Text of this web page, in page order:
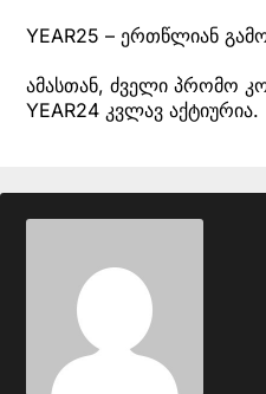
YEAR25 – ერთწლიან
ამასთან, ძველი პრომო
YEAR24 კვლავ აქტიურია.